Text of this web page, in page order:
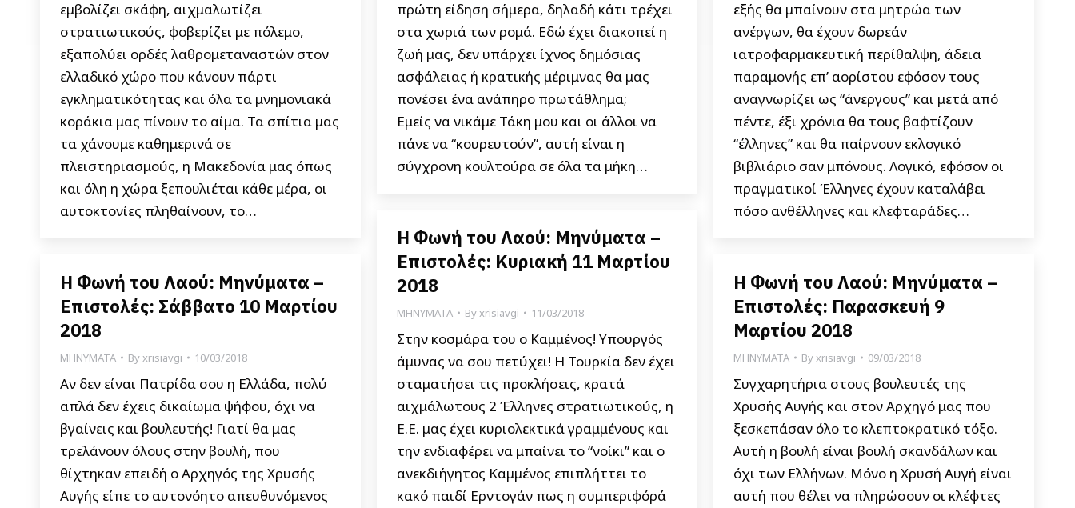
εμβολίζει σκάφη, αιχμαλωτίζει
στρατιωτικούς, φοβερίζει με πόλεμο,
εξαπολύει ορδές λαθρομεταναστών στον
ελλαδικό χώρο που κάνουν πάρτι
εγκληματικότητας και όλα τα μνημονιακά
κοράκια μας πίνουν το αίμα. Τα σπίτια μας
τα χάνουμε καθημερινά σε
πλειστηριασμούς, η Μακεδονία μας όπως
και όλη η χώρα ξεπουλιέται κάθε μέρα, οι
αυτοκτονίες πληθαίνουν, το…
πρώτη είδηση σήμερα, δηλαδή κάτι τρέχει
στα χωριά των ρομά. Εδώ έχει διακοπεί η
ζωή μας, δεν υπάρχει ίχνος δημόσιας
ασφάλειας ή κρατικής μέριμνας θα μας
πονέσει ένα ανάπηρο πρωτάθλημα;
Εμείς να νικάμε Τάκη μου και οι άλλοι να
πάνε να “κουρευτούν”, αυτή είναι η
σύγχρονη κουλτούρα σε όλα τα μήκη…
εξής θα μπαίνουν στα μητρώα των
ανέργων, θα έχουν δωρεάν
ιατροφαρμακευτική περίθαλψη, άδεια
παραμονής επ’ αορίστου εφόσον τους
αναγνωρίζει ως “άνεργους” και μετά από
πέντε, έξι χρόνια θα τους βαφτίζουν
“έλληνες” και θα παίρνουν εκλογικό
βιβλιάριο σαν μπόνους. Λογικό, εφόσον οι
πραγματικοί Έλληνες έχουν καταλάβει
πόσο ανθέλληνες και κλεφταράδες…
Η Φωνή του Λαού: Μηνύματα –
Επιστολές: Κυριακή 11 Μαρτίου
2018
ΜΗΝΥΜΑΤΑ Byxrisiavgi 11/03/2018
Στην κοσμάρα του ο Καμμένος! Υπουργός
άμυνας να σου πετύχει! Η Τουρκία δεν έχει
σταματήσει τις προκλήσεις, κρατά
αιχμάλωτους 2 Έλληνες στρατιωτικούς, η
Ε.Ε. μας έχει κυριολεκτικά γραμμένους και
την ενδιαφέρει να μπαίνει το “νοίκι” και ο
ανεκδιήγητος Καμμένος επιπλήττει το
κακό παιδί Ερντογάν πως η συμπεριφόρά
Η Φωνή του Λαού: Μηνύματα –
Επιστολές: Σάββατο 10 Μαρτίου
2018
ΜΗΝΥΜΑΤΑ Byxrisiavgi 10/03/2018
Αν δεν είναι Πατρίδα σου η Ελλάδα, πολύ
απλά δεν έχεις δικαίωμα ψήφου, όχι να
βγαίνεις και βουλευτής! Γιατί θα μας
τρελάνουν όλους στην βουλή, που
θίχτηκαν επειδή ο Αρχηγός της Χρυσής
Αυγής είπε το αυτονόητο απευθυνόμενος
Η Φωνή του Λαού: Μηνύματα –
Επιστολές: Παρασκευή 9
Μαρτίου 2018
ΜΗΝΥΜΑΤΑ Byxrisiavgi 09/03/2018
Συγχαρητήρια στους βουλευτές της
Χρυσής Αυγής και στον Αρχηγό μας που
ξεσκεπάσαν όλο το κλεπτοκρατικό τόξο.
Αυτή η βουλή είναι βουλή σκανδάλων και
όχι των Ελλήνων. Μόνο η Χρυσή Αυγή είναι
αυτή που θέλει να πληρώσουν οι κλέφτες